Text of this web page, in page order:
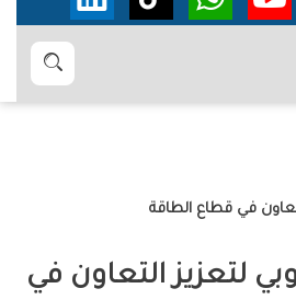
بحث
في قطاع الطاقة
لتعزيز التعاون في